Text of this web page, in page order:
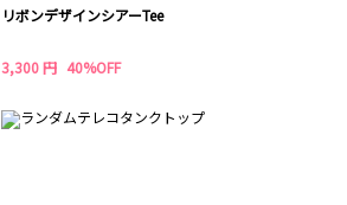
リボンデザインシアーTee
3,300 円 40%OFF